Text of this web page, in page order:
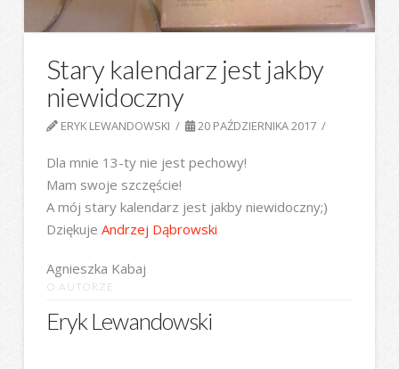
Stary kalendarz jest jakby
niewidoczny
ERYK LEWANDOWSKI 20 PAŹDZIERNIKA 2017
Dla mnie 13-ty nie jest pechowy!
Mam swoje szczęście!
A mój stary kalendarz jest jakby niewidoczny;)
Dziękuje Andrzej Dąbrowski
Agnieszka Kabaj
O AUTORZE
Eryk Lewandowski